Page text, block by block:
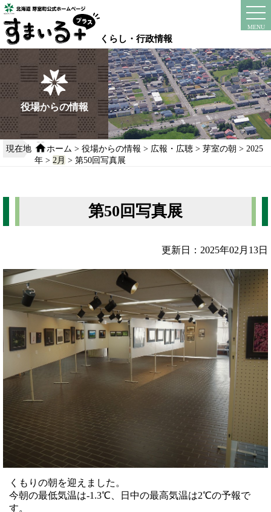
本
文
へ
移
動
る
くらし・行政情報
MENU
instagram
役場からの情報
現在地 ホーム >役場からの情報 > 広報・広聴 >芽室の朝 > 2025
年 > 2月 > 第50回写真展
第50回写真展
更新日：2025年02月13日
くもりの朝を迎えました。
今朝の最低気温は-1.3℃、日中の最高気温は2℃の予報で
す。